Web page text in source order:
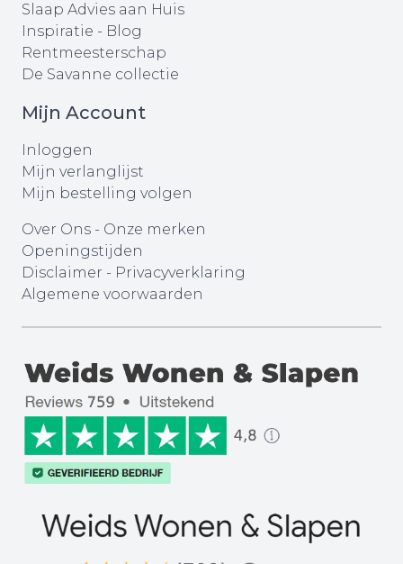
Slaap Advies aan Huis
Inspiratie - Blog
Rentmeesterschap
De Savanne collectie
Mijn Account
Inloggen
Mijn verlanglijst
Mijn bestelling volgen
Over Ons - Onze merken
Openingstijden
Disclaimer - Privacyverklaring
Algemene voorwaarden